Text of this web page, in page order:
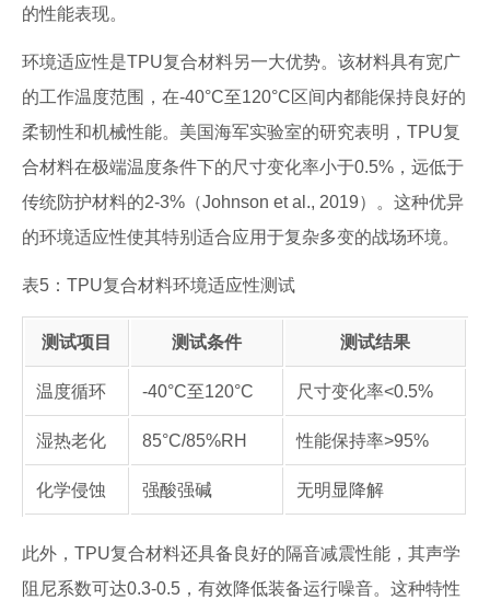
的性能表现。
环境适应性是TPU复合材料另一大优势。该材料具有宽广
的工作温度范围，在-40°C至120°C区间内都能保持良好的
柔韧性和机械性能。美国海军实验室的研究表明，TPU复
合材料在极端温度条件下的尺寸变化率小于0.5%，远低于
传统防护材料的2-3%（Johnson et al., 2019）。这种优异
的环境适应性使其特别适合应用于复杂多变的战场环境。
表5：TPU复合材料环境适应性测试
测试项目 测试条件 测试结果
温度循环 -40°C至120°C 尺寸变化率<0.5%
湿热老化 85°C/85%RH 性能保持率>95%
化学侵蚀 强酸强碱 无明显降解
此外，TPU复合材料还具备良好的隔音减震性能，其声学
阻尼系数可达0.3-0.5，有效降低装备运行噪音。这种特性